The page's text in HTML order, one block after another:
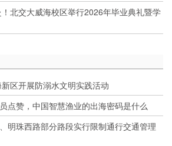
北交大威海校区举行2026年毕业典礼暨学
区开展防溺水文明实践活动
点赞，中国智慧渔业的出海密码是什么
明珠西路部分路段实行限制通行交通管理